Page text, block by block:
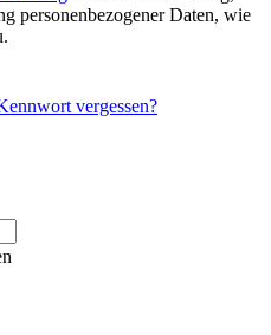
personenbezogener Daten, wie
vergessen?